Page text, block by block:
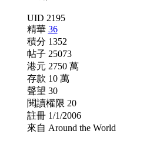
UID 2195
精華 36
積分 1352
帖子 25073
港元 2750 萬
存款 10 萬
聲望 30
閱讀權限 20
註冊 1/1/2006
來自 Around the World